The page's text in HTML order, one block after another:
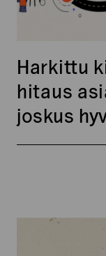
Harkittu
hitaus
joskus
Claude